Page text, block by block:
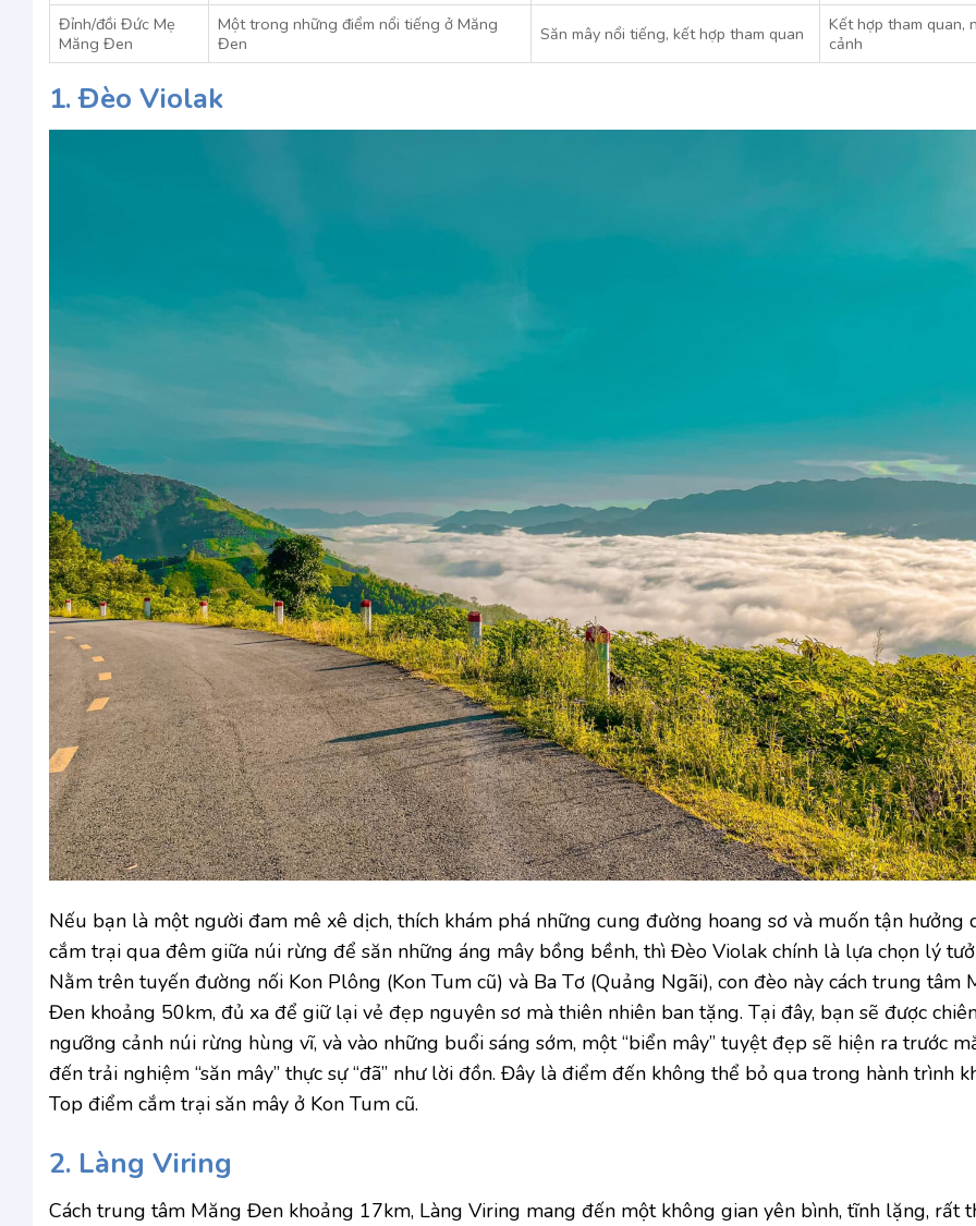
Đỉnh/đồi Đức Mẹ
Măng Đen
Một trong những điểm nổi tiếng ở Măng
Đen
Săn mây nổi tiếng, kết hợp tham quan
Kết hợp tham quan,
cảnh
1. Đèo Violak
Nếu bạn là một người đam mê xê dịch, thích khám phá những cung đường hoang sơ và muốn tận hưởng
cắm trại qua đêm giữa núi rừng để săn những áng mây bồng bềnh, thì Đèo Violak chính là lựa chọn lý
Nằm trên tuyến đường nối Kon Plông (Kon Tum cũ) và Ba Tơ (Quảng Ngãi), con đèo này cách trung tâm
Đen khoảng 50km, đủ xa để giữ lại vẻ đẹp nguyên sơ mà thiên nhiên ban tặng. Tại đây, bạn sẽ được
ngưỡng cảnh núi rừng hùng vĩ, và vào những buổi sáng sớm, một “biển mây” tuyệt đẹp sẽ hiện ra trước
đến trải nghiệm “săn mây” thực sự “đã” như lời đồn. Đây là điểm đến không thể bỏ qua trong hành trình
Top điểm cắm trại săn mây ở Kon Tum cũ.
2. Làng Viring
Cách trung tâm Măng Đen khoảng 17km, Làng Viring mang đến một không gian yên bình, tĩnh lặng, rất